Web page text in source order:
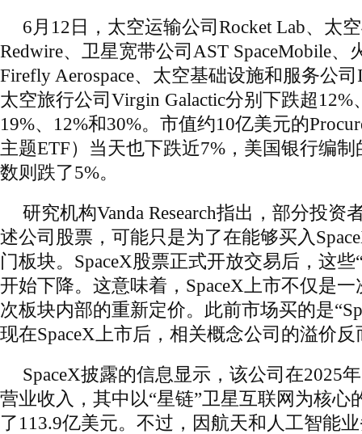
6月12日，太空运输公司Rocket Lab、太
Redwire、卫星宽带公司AST SpaceMobile
Firefly Aerospace、太空基础设施和服务公司
太空旅行公司Virgin Galactic分别下跌超12%
19%、12%和30%。市值约10亿美元的
主题ETF）当天也下跌近7%，美国银行编
数则跌了5%。
研究机构Vanda Research指出，部分投资
述公司股票，可能只是为了在能够买入
门板块。SpaceX股票正式开放交易后，这
开始下降。这意味着，SpaceX上市不仅是
次板块内部的重新定价。此前市场买的是
现在SpaceX上市后，相关概念公司的溢价
SpaceX披露的信息显示，该公司在2025
营业收入，其中以“星链”卫星互联网为核心
了113.9亿美元。不过，因航天和人工智能